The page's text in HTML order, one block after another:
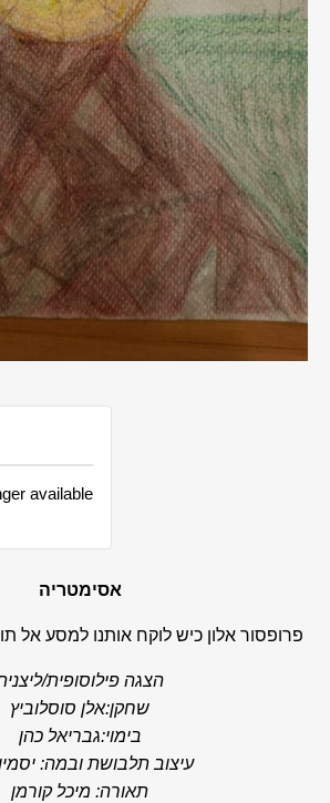
available
אסימטריה
פרופסור אלון כיש לוקח אותנו למסע אל
הצגה פילוסופית/
שחקן:אלן סוסלוביץ
בימוי:גבריאל כהן
עיצוב תלבושת ובמה: יסמיו
תאורה: מיכל קורמן